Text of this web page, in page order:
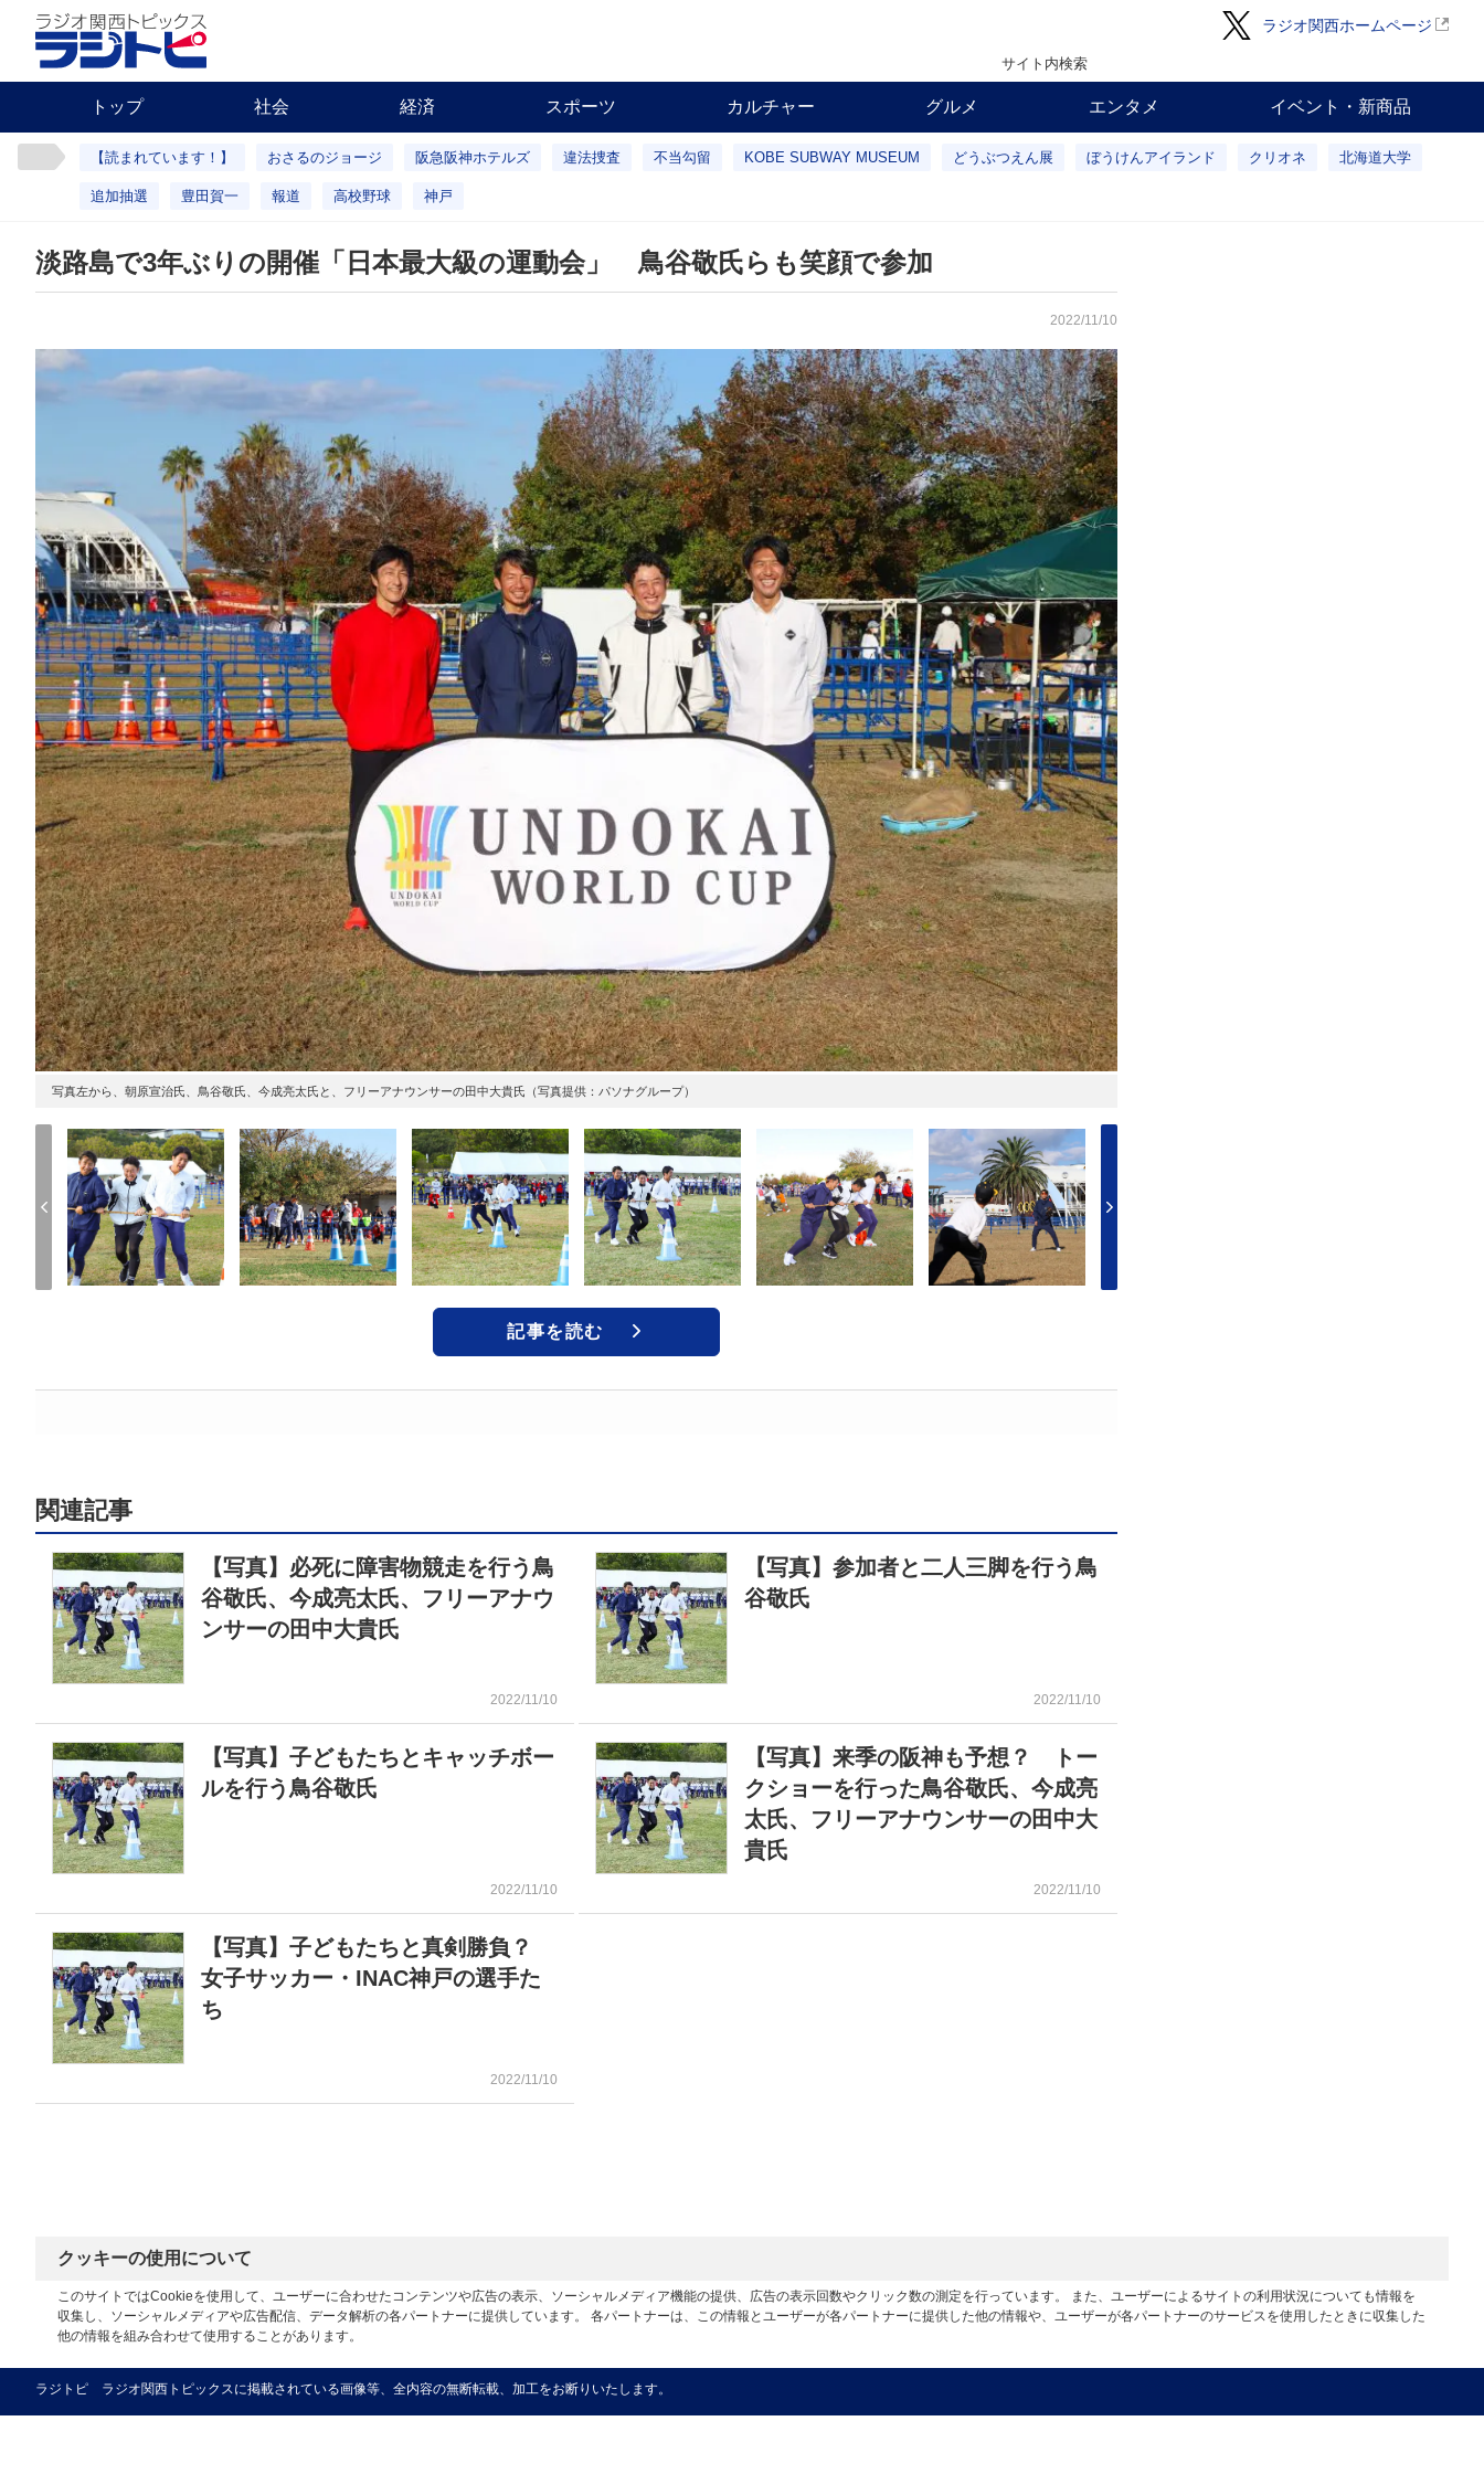
ラジオ関西ホームページ
サイト内検索
トップ 社会 経済 スポーツ カルチャー グルメ エンタメ イベント・新商品
【読まれています！】 おさるのジョージ 阪急阪神ホテルズ 違法捜査 不当勾留 KOBE SUBWAY MUSEUM どうぶつえん展 ぼうけんアイランド クリオネ 北海道大学
追加抽選 豊田賀一 報道 高校野球 神戸
淡路島で3年ぶりの開催「日本最大級の運動会」 鳥谷敬氏らも笑顔で参加
2022/11/10
写真左から、朝原宣治氏、鳥谷敬氏、今成亮太氏と、フリーアナウンサーの田中大貴氏（写真提供：パソナグループ）
記事を読む
関連記事
【写真】必死に障害物競走を行う鳥
谷敬氏、今成亮太氏、フリーアナウ
ンサーの田中大貴氏
2022/11/10
【写真】参加者と二人三脚を行う鳥
谷敬氏
2022/11/10
【写真】子どもたちとキャッチボー
ルを行う鳥谷敬氏
2022/11/10
【写真】来季の阪神も予想？ トー
クショーを行った鳥谷敬氏、今成亮
太氏、フリーアナウンサーの田中大
貴氏
2022/11/10
【写真】子どもたちと真剣勝負？
女子サッカー・INAC神戸の選手た
ち
2022/11/10
クッキーの使用について
このサイトではCookieを使用して、ユーザーに合わせたコンテンツや広告の表示、ソーシャルメディア機能の提供、広告の表示回数やクリック数の測定を行っています。 また、ユーザーによるサイトの利用状況についても情報を
収集し、ソーシャルメディアや広告配信、データ解析の各パートナーに提供しています。 各パートナーは、この情報とユーザーが各パートナーに提供した他の情報や、ユーザーが各パートナーのサービスを使用したときに収集した
他の情報を組み合わせて使用することがあります。
ラジトピ ラジオ関西トピックスに掲載されている画像等、全内容の無断転載、加工をお断りいたします。